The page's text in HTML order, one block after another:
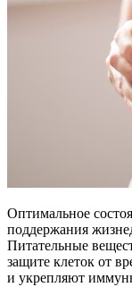
Оптимальное
поддержания
Питательные
защите клеток от
и укрепляют